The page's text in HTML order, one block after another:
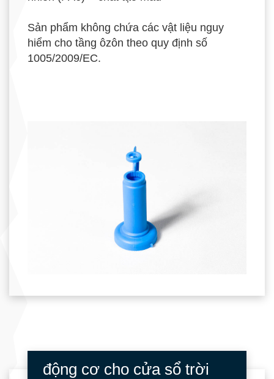
Sản phẩm không chứa các vật liệu nguy
hiểm cho tầng ôzôn theo quy định số
1005/2009/EC.
động cơ cho cửa sổ trời